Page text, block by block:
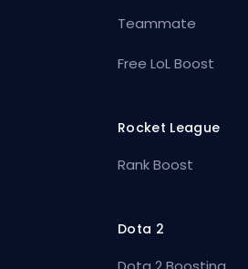
Teammate
Free LoL Boost
Rocket League
Rank Boost
Dota 2